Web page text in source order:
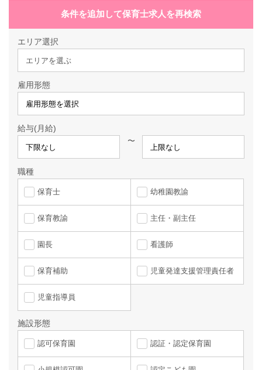
条件を追加して保育士求人を再検索
エリア選択
エリアを選ぶ
雇用形態
給与(月給)
〜
職種
保育士 幼稚園教諭
保育教諭 主任・副主任
園長 看護師
保育補助 児童発達支援管理責任者
児童指導員
施設形態
認可保育園 認証・認定保育園